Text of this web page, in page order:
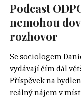
Podcast
nemohou
rozhovor
Se sociologem
vydávají čím dál
Příspěvek na
reálný nájem v